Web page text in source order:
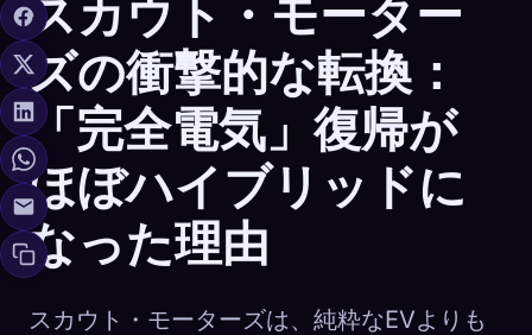
スカウト・モーター
ズの衝撃的な転換：
「完全電気」復帰が
ほぼハイブリッドに
なった理由
スカウト・モーターズは、純粋なEVよりも